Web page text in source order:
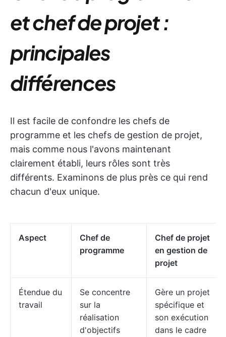
et chef de projet :
principales
différences
Il est facile de confondre les chefs de
programme et les chefs de gestion de projet,
mais comme nous l'avons maintenant
clairement établi, leurs rôles sont très
différents. Examinons de plus près ce qui rend
chacun d'eux unique.
Aspect
Chef de
programme
Chef de projet
en gestion de
projet
Étendue du
travail
Se concentre
sur la
réalisation
d'objectifs
Gère un projet
spécifique et
son exécution
dans le cadre